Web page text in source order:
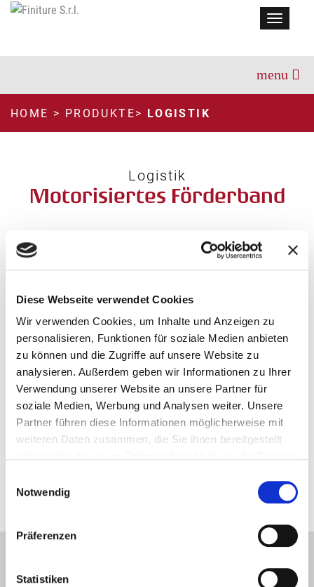
Diese Webseite verwendet Cookies
Wir verwenden Cookies, um Inhalte und Anzeigen zu
personalisieren, Funktionen für soziale Medien anbieten
zu können und die Zugriffe auf unsere Website zu
analysieren. Außerdem geben wir Informationen zu Ihrer
Verwendung unserer Website an unsere Partner für
soziale Medien, Werbung und Analysen weiter. Unsere
Partner führen diese Informationen möglicherweise mit
weiteren Daten zusammen, die Sie ihnen bereitgestellt
Notwendig
Präferenzen
Statistiken
Menu
HOME > PRODUKTE> LOGISTIK
Logistik
Motorisiertes Förderband
NM
TECHNISCHE
INFORMATIONEN
Kundenspezifisches Design
ABMESSUNGEN
Kundenspezifisches Design
Das Bild wird zu Illustrationszwecken eingefügt